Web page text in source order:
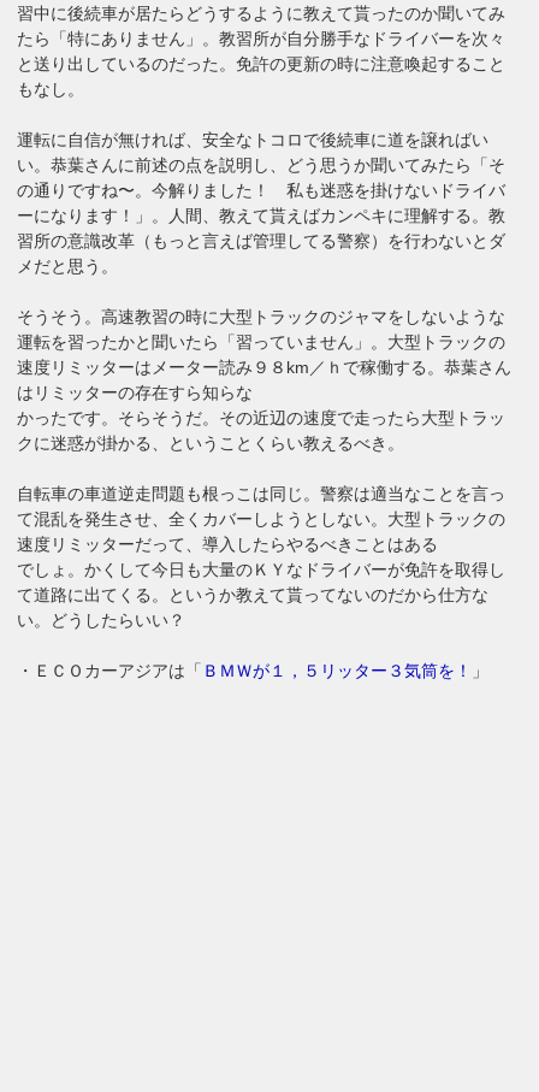
習中に後続車が居たらどうするように教えて貰ったのか聞いてみ
たら「特にありません」。教習所が自分勝手なドライバーを次々
と送り出しているのだった。免許の更新の時に注意喚起すること
もなし。
運転に自信が無ければ、安全なトコロで後続車に道を譲ればい
い。恭葉さんに前述の点を説明し、どう思うか聞いてみたら「そ
の通りですね〜。今解りました！ 私も迷惑を掛けないドライバ
ーになります！」。人間、教えて貰えばカンペキに理解する。教
習所の意識改革（もっと言えば管理してる警察）を行わないとダ
メだと思う。
そうそう。高速教習の時に大型トラックのジャマをしないような
運転を習ったかと聞いたら「習っていません」。大型トラックの
速度リミッターはメーター読み９８km／ｈで稼働する。恭葉さん
はリミッターの存在すら知らな
かったです。そらそうだ。その近辺の速度で走ったら大型トラッ
クに迷惑が掛かる、ということくらい教えるべき。
自転車の車道逆走問題も根っこは同じ。警察は適当なことを言っ
て混乱を発生させ、全くカバーしようとしない。大型トラックの
速度リミッターだって、導入したらやるべきことはある
でしょ。かくして今日も大量のＫＹなドライバーが免許を取得し
て道路に出てくる。というか教えて貰ってないのだから仕方な
い。どうしたらいい？
・ＥＣＯカーアジアは「 ＢＭＷが１，５リッター３気筒を！ 」